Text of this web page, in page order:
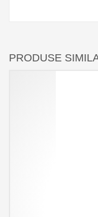
PRODUSE